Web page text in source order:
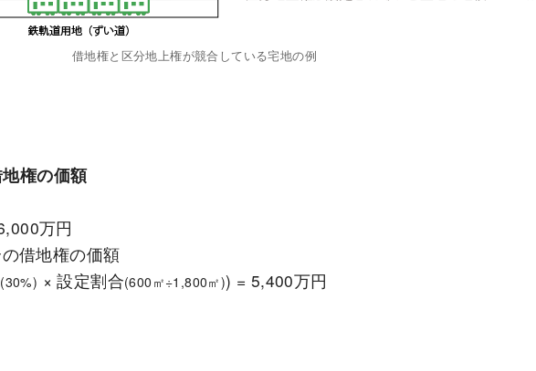
借地権と区分地上権が競合している宅地の例
権の価額
万円
借地権の価額
(30%) × 設定割合(600㎡÷1,800㎡)) = 5,400万円